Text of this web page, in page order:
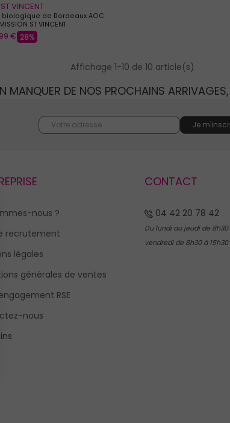
VINCENT
biologique de Bordeaux AOC
ST VINCENT
€ 28%
Affichage 1-10 de 10 article(s)
MANQUER DE NOS PROCHAINS
nous ?
recrutement
légales
générales de ventes
RSE
nous
CONTACT
04 42 20 78 42
Du lundi au jeudi de 8h30
vendredi de 8h30 à 15h30